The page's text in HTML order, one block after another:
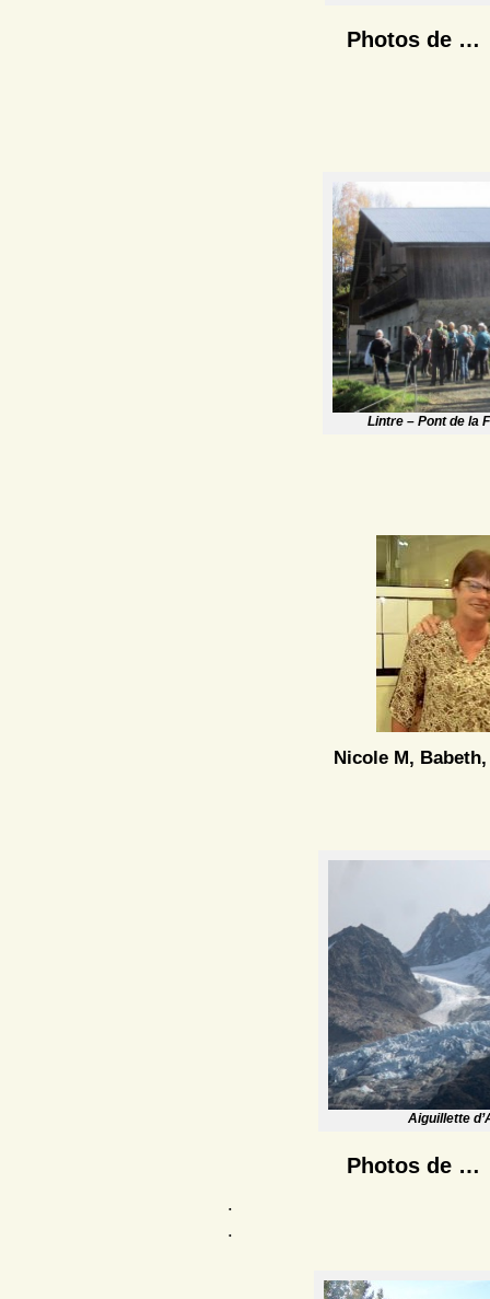
Photos de
Lintre – Pont de la
Nicole M,
Aiguillette
Photos de
.
.